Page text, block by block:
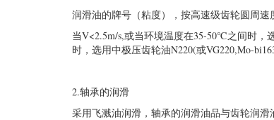
润滑油的牌号（粘度），按高速级齿轮圆周速
当V<2.5m/s,或当环境温度在35-50℃之间时，
时，选用中极压齿轮油N220(或VG220,Mo-
2.轴承的润滑
采用飞溅油润滑，轴承的润滑油品与齿轮润滑